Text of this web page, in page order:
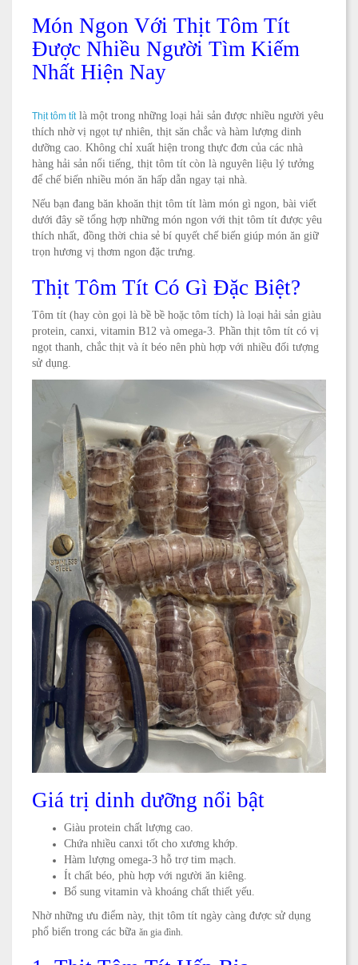
Món Ngon Với Thịt Tôm Tít
Được Nhiều Người Tìm Kiếm
Nhất Hiện Nay
Thịt tôm títlà một trong những loại hải sản được nhiều người yêu
thích nhờ vị ngọt tự nhiên, thịt săn chắc và hàm lượng dinh
dưỡng cao. Không chỉ xuất hiện trong thực đơn của các nhà
hàng hải sản nổi tiếng, thịt tôm tít còn là nguyên liệu lý tưởng
để chế biến nhiều món ăn hấp dẫn ngay tại nhà.
Nếu bạn đang băn khoăn thịt tôm tít làm món gì ngon, bài viết
dưới đây sẽ tổng hợp những món ngon với thịt tôm tít được yêu
thích nhất, đồng thời chia sẻ bí quyết chế biến giúp món ăn giữ
trọn hương vị thơm ngon đặc trưng.
Thịt Tôm Tít Có Gì Đặc Biệt?
Tôm tít (hay còn gọi là bề bề hoặc tôm tích) là loại hải sản giàu
protein, canxi, vitamin B12 và omega-3. Phần thịt tôm tít có vị
ngọt thanh, chắc thịt và ít béo nên phù hợp với nhiều đối tượng
sử dụng.
Giá trị dinh dưỡng nổi bật
Giàu protein chất lượng cao.
Chứa nhiều canxi tốt cho xương khớp.
Hàm lượng omega-3 hỗ trợ tim mạch.
Ít chất béo, phù hợp với người ăn kiêng.
Bổ sung vitamin và khoáng chất thiết yếu.
Nhờ những ưu điểm này, thịt tôm tít ngày càng được sử dụng
phổ biến trong các bữa ăn gia đình.